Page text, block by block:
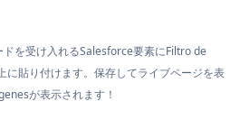
を受け入れるSalesforce要素にFiltro de
に貼り付けます。保存してライブページを表
が表示されます！